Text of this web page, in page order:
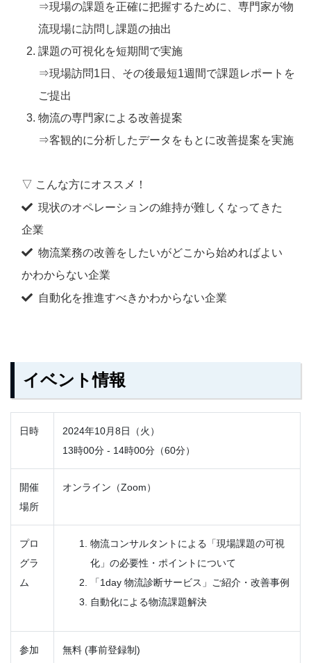
⇒現場の課題を正確に把握するために、専門家が物
流現場に訪問し課題の抽出
課題の可視化を短期間で実施
⇒現場訪問1日、その後最短1週間で課題レポートを
ご提出
物流の専門家による改善提案
⇒客観的に分析したデータをもとに改善提案を実施
▽ こんな方にオススメ！
現状のオペレーションの維持が難しくなってきた
企業
物流業務の改善をしたいがどこから始めればよい
かわからない企業
自動化を推進すべきかわからない企業
イベント情報
日時
2024年10月8日（火）
13時00分 - 14時00分（60分）
開催
場所
オンライン（Zoom）
プロ
グラ
ム
物流コンサルタントによる「現場課題の可視
化」の必要性・ポイントについて
「1day 物流診断サービス」ご紹介・改善事例
自動化による物流課題解決
参加
無料 (事前登録制)